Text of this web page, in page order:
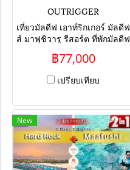
OUTRIGGER
เที่ยวมัลดีฟ เอาท์ริกเกอร์ มัลดีฟ
ส์ มาฟุชิวารู รีสอร์ต ที่พักมัลดีฟ
บาท
฿77,000
เปรียบเทียบ
New